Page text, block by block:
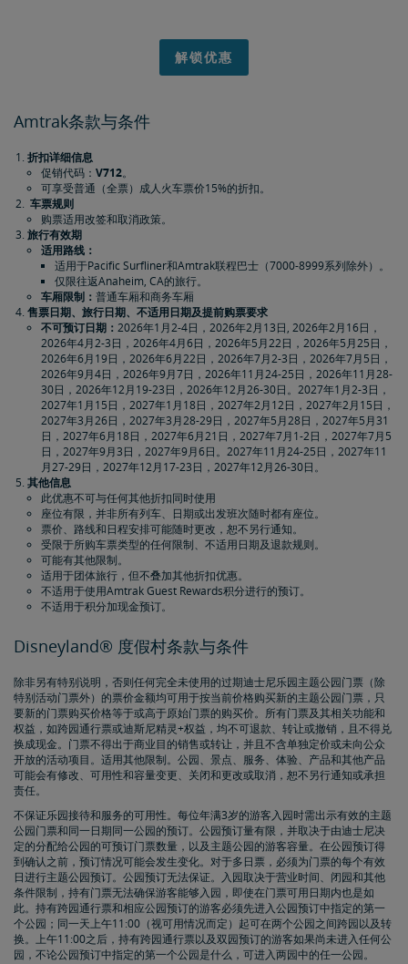
解锁优惠
Amtrak条款与条件
折扣详细信息
促销代码： V712。
可享受普通（全票）成人火车票价15%的折扣。
车票规则
购票适用改签和取消政策。
旅行有效期
适用路线：
适用于Pacific Surfliner和Amtrak联程巴士（7000-8999系列除外）。
仅限往返Anaheim, CA的旅行。
车厢限制： 普通车厢和商务车厢
售票日期、旅行日期、不适用日期及提前购票要求
不可预订日期： 2026年1月2-4日，2026年2月13日, 2026年2月16日，
2026年4月2-3日，2026年4月6日，2026年5月22日，2026年5月25日，
2026年6月19日，2026年6月22日，2026年7月2-3日，2026年7月5日，
2026年9月4日，2026年9月7日，2026年11月24-25日，2026年11月28-
30日，2026年12月19-23日，2026年12月26-30日。2027年1月2-3日，
2027年1月15日，2027年1月18日，2027年2月12日，2027年2月15日，
2027年3月26日，2027年3月28-29日，2027年5月28日，2027年5月31
日，2027年6月18日，2027年6月21日，2027年7月1-2日，2027年7月5
日，2027年9月3日，2027年9月6日。2027年11月24-25日，2027年11
月27-29日，2027年12月17-23日，2027年12月26-30日。
其他信息
此优惠不可与任何其他折扣同时使用
座位有限，并非所有列车、日期或出发班次随时都有座位。
票价、路线和日程安排可能随时更改，恕不另行通知。
受限于所购车票类型的任何限制、不适用日期及退款规则。
可能有其他限制。
适用于团体旅行，但不叠加其他折扣优惠。
不适用于使用Amtrak Guest Rewards积分进行的预订。
不适用于积分加现金预订。
Disneyland® 度假村条款与条件
除非另有特别说明，否则任何完全未使用的过期迪士尼乐园主题公园门票（除
特别活动门票外）的票价金额均可用于按当前价格购买新的主题公园门票，只
要新的门票购买价格等于或高于原始门票的购买价。所有门票及其相关功能和
权益，如跨园通行票或迪斯尼精灵+权益，均不可退款、转让或撤销，且不得兑
换成现金。门票不得出于商业目的销售或转让，并且不含单独定价或未向公众
开放的活动项目。适用其他限制。公园、景点、服务、体验、产品和其他产品
可能会有修改、可用性和容量变更、关闭和更改或取消，恕不另行通知或承担
责任。
不保证乐园接待和服务的可用性。每位年满3岁的游客入园时需出示有效的主题
公园门票和同一日期同一公园的预订。公园预订量有限，并取决于由迪士尼决
定的分配给公园的可预订门票数量，以及主题公园的游客容量。在公园预订得
到确认之前，预订情况可能会发生变化。对于多日票，必须为门票的每个有效
日进行主题公园预订。公园预订无法保证。入园取决于营业时间、闭园和其他
条件限制，持有门票无法确保游客能够入园，即使在门票可用日期内也是如
此。持有跨园通行票和相应公园预订的游客必须先进入公园预订中指定的第一
个公园；同一天上午11:00（视可用情况而定）起可在两个公园之间跨园以及转
换。上午11:00之后，持有跨园通行票以及双园预订的游客如果尚未进入任何公
园，不论公园预订中指定的第一个公园是什么，可进入两园中的任一公园。